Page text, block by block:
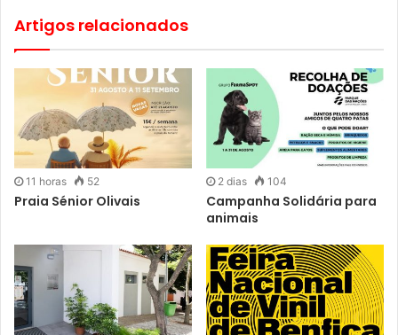
Artigos relacionados
11 horas 52
Praia Sénior Olivais
2 dias 104
Campanha Solidária para
animais